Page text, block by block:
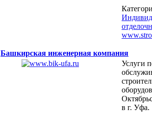
Башкирская инженерная компания
Услуги
в г. Уфа.